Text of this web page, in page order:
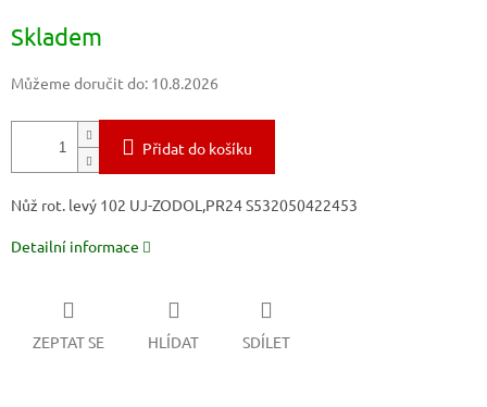
cena:
Skladem
Můžeme doručit do: 10.8.2026
Přidat do košíku
Nůž rot. levý 102 UJ-ZODOL,PR24 S532050422453
Detailní informace
ZEPTAT SE HLÍDAT SDÍLET